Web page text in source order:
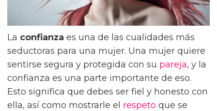
La confianza es una de las cualidades más
seductoras para una mujer. Una mujer quiere
sentirse segura y protegida con su pareja, y la
confianza es una parte importante de eso.
Esto significa que debes ser fiel y honesto con
ella, así como mostrarle el respeto que se